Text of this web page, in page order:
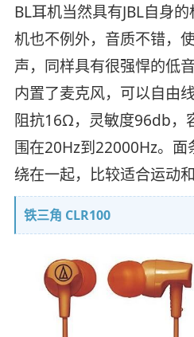
BL耳机当然具有JBL自身
机也不例外，音质不错，
声，同样具有很强悍的低
内置了麦克风，可以自由
阻抗16Ω，灵敏度96db，
围在20Hz到22000Hz。面
绕在一起，比较适合运动和
铁三角 CLR100